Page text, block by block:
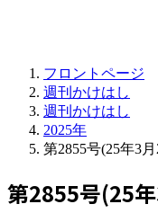
フロントページ
週刊かけはし
週刊かけはし
2025年
第2855号(25年3
第2855号(25